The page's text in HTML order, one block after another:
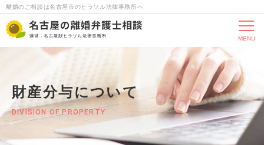
離婚のご相談は名古屋市のヒラソル法律事務所へ
MENU
財産分与について
DIVISION OF PROPERTY